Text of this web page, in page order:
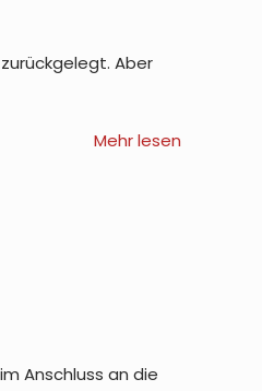
Aber
Mehr lesen
Anschluss an die